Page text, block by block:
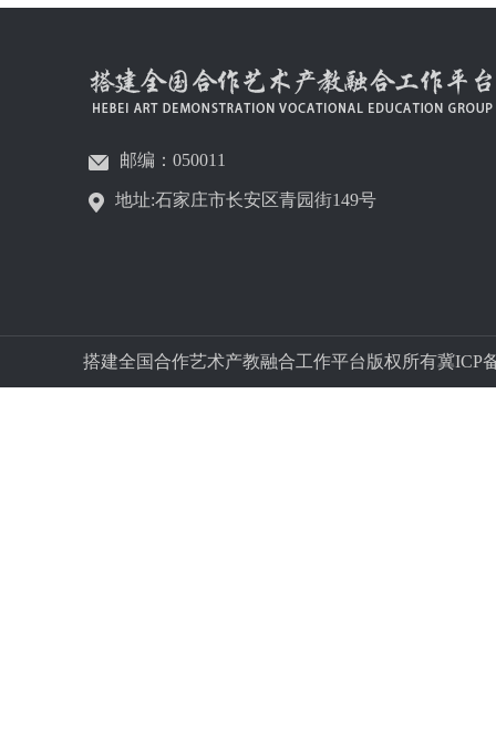
邮编：050011
地址:石家庄市长安区青园街149号
搭建全国合作艺术产教融合工作平台版权所有冀ICP